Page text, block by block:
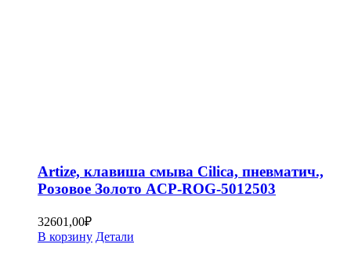
Artize, клавиша смыва Cilica, пневматич.,
Розовое Золото ACP-ROG-5012503
32601,00₽
В корзину Детали